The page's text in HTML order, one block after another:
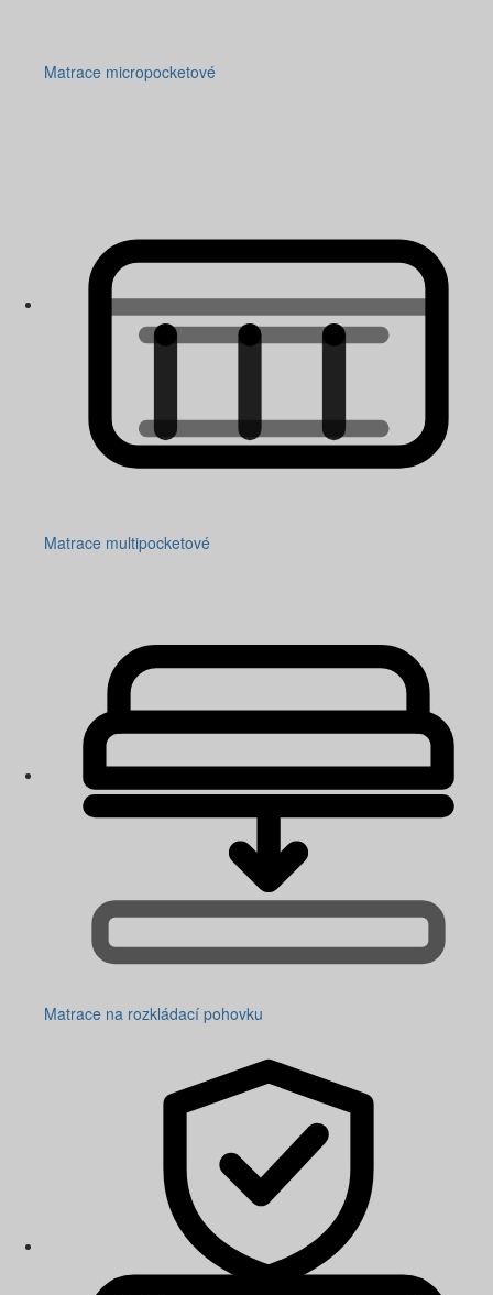
Matrace micropocketové
Matrace multipocketové
Matrace na rozkládací pohovku